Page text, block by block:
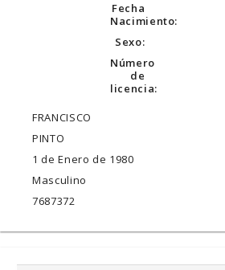
Fecha
Nacimiento:
Sexo:
Número
de
licencia:
FRANCISCO
PINTO
1 de Enero de 1980
Masculino
7687372